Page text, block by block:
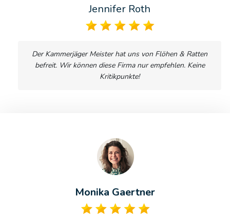
Jennifer Roth
Der Kammerjäger Meister hat uns von Flöhen & Ratten
befreit. Wir können diese Firma nur empfehlen. Keine
Kritikpunkte!
Monika Gaertner